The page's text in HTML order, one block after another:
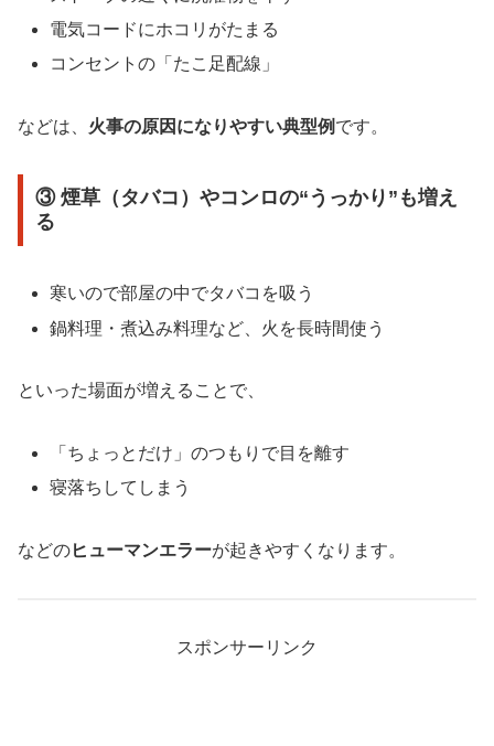
電気コードにホコリがたまる
コンセントの「たこ足配線」
などは、 火事の原因になりやすい典型例 です。
③ 煙草（タバコ）やコンロの“うっかり”も増え
る
寒いので部屋の中でタバコを吸う
鍋料理・煮込み料理など、火を長時間使う
といった場面が増えることで、
「ちょっとだけ」のつもりで目を離す
寝落ちしてしまう
などのヒューマンエラーが起きやすくなります。
スポンサーリンク